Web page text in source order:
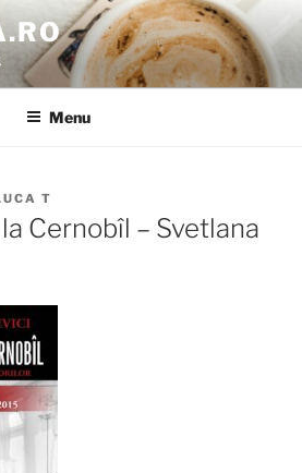
Menu
T
Cernobîl – Svetlana